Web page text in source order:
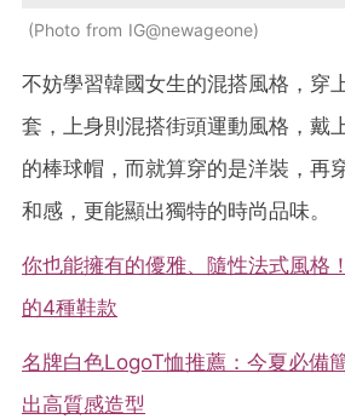
Photo from IG@newageone
不妨學習韓國女生的混搭風格，穿
套，上身則混搭街頭運動風格，戴
的棒球帽，而就算穿的是洋裝，再
和感，更能顯出獨特的時尚品味。
你也能擁有的優雅、隨性法式風格
的4種鞋款
名牌白色LogoT恤推薦：今夏必備
出高質感造型